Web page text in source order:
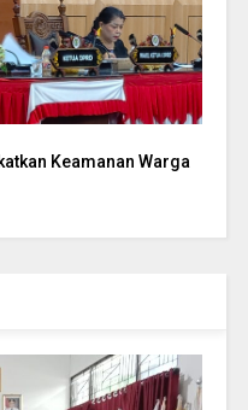
Keamanan Warga